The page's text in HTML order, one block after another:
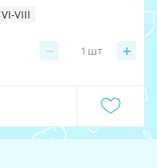
VI-VIII
− +
1 шт